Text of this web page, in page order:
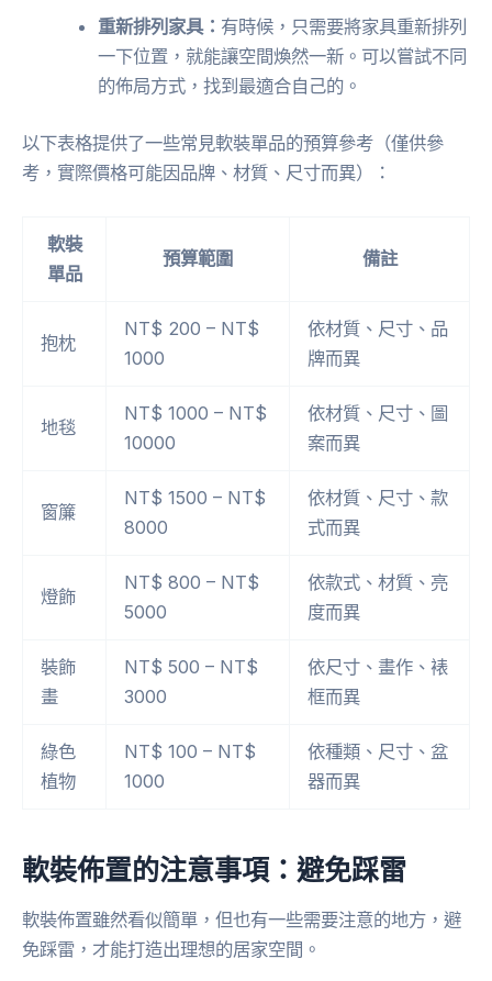
重新排列家具： 有時候，只需要將家具重新排列
一下位置，就能讓空間煥然一新。可以嘗試不同
的佈局方式，找到最適合自己的。
以下表格提供了一些常見軟裝單品的預算參考（僅供參
考，實際價格可能因品牌、材質、尺寸而異）：
軟裝
單品
預算範圍 備註
抱枕
NT$ 200 – NT$
1000
依材質、尺寸、品
牌而異
地毯
NT$ 1000 – NT$
10000
依材質、尺寸、圖
案而異
窗簾
NT$ 1500 – NT$
8000
依材質、尺寸、款
式而異
燈飾
NT$ 800 – NT$
5000
依款式、材質、亮
度而異
裝飾
畫
NT$ 500 – NT$
3000
依尺寸、畫作、裱
框而異
綠色
植物
NT$ 100 – NT$
1000
依種類、尺寸、盆
器而異
軟裝佈置的注意事項：避免踩雷
軟裝佈置雖然看似簡單，但也有一些需要注意的地方，避
免踩雷，才能打造出理想的居家空間。